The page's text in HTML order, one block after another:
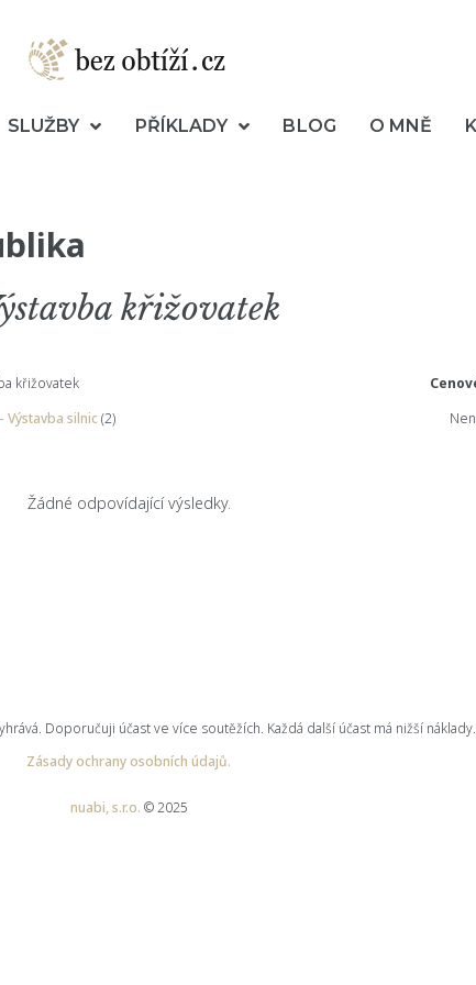
SLUŽBY PŘÍKLADY BLOG O MNĚ
křižovatek
křižovatek
silnic (2)
Žádné odpovídající výsledky.
Doporučuji účast ve více soutěžích. Každá další účast má nižší náklady.
Zásady ochrany osobních údajů.
nuabi, s.r.o. © 2025